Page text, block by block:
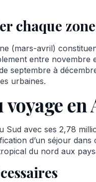
chaque zone
(mars-avril)
entre novembre
septembre à
urbaines.
Sud avec ses 2,78
d’un séjour
du nord aux